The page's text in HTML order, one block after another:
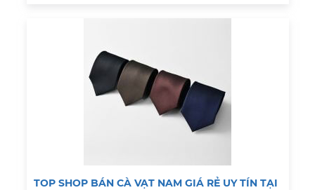
TOP SHOP BÁN CÀ VẠT NAM GIÁ RẺ UY TÍN TẠI